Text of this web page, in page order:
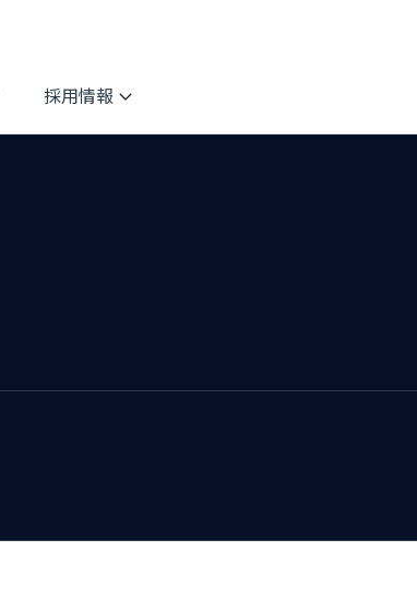
採用情報